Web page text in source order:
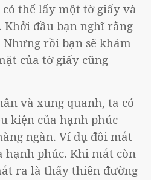
thể lấy một tờ giấy và
Khởi đầu bạn nghĩ rằng
Nhưng rồi bạn sẽ khám
của tờ giấy cũng
và xung quanh, ta có
kiện của hạnh phúc
ngàn. Ví dụ đôi mắt
hạnh phúc. Khi mắt còn
ra là thấy thiên đường